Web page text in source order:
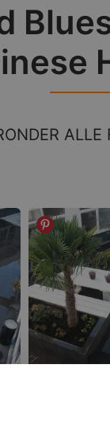
ALLE